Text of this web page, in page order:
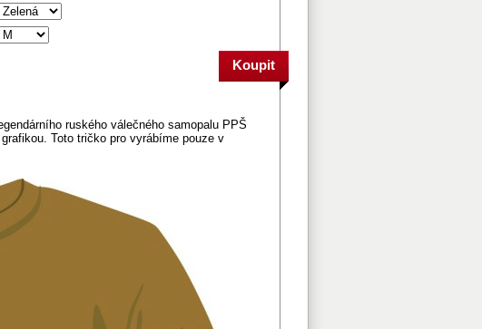
ruského válečného samopalu PPŠ
Toto tričko pro vyrábíme pouze v